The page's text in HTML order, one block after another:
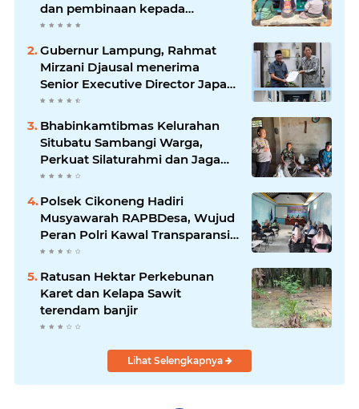
dan pembinaan kepada
pelaksana Sat Kamling
Gubernur Lampung, Rahmat
Mirzani Djausal menerima
Senior Executive Director Japan
Association for Construction
(JAC) Yugo Okamoto dalam
pertemuan resmi
Bhabinkamtibmas Kelurahan
Situbatu Sambangi Warga,
Perkuat Silaturahmi dan Jaga
Kondusivitas Wilayah
Polsek Cikoneng Hadiri
Musyawarah RAPBDesa, Wujud
Peran Polri Kawal Transparansi
dan Kamtibmas Desa
Sindangkasih
Ratusan Hektar Perkebunan
Karet dan Kelapa Sawit
terendam banjir
Lihat Selengkapnya